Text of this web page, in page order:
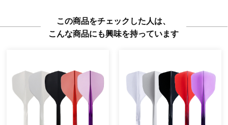
この商品をチェックした人は、
こんな商品にも興味を持っています